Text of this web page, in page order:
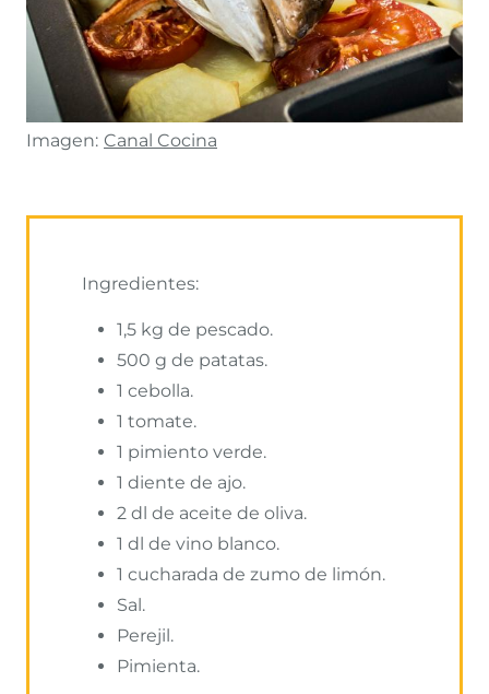
Imagen: Canal Cocina
Ingredientes:
1,5 kg de pescado.
500 g de patatas.
1 cebolla.
1 tomate.
1 pimiento verde.
1 diente de ajo.
2 dl de aceite de oliva.
1 dl de vino blanco.
1 cucharada de zumo de limón.
Sal.
Perejil.
Pimienta.